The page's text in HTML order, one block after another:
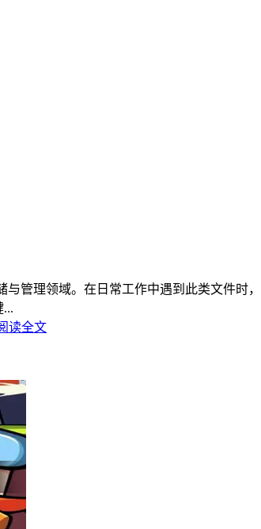
管理领域。在日常工作中遇到此类文件时
...
读全文